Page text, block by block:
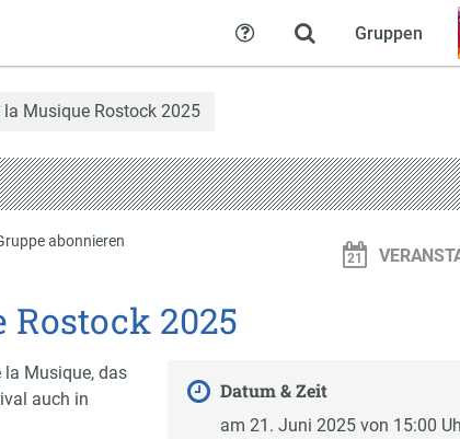
Gruppen
Hilfe
la Musique Rostock 2025
abonnieren
Rostock 2025
Datum & Zeit
am 21. Juni 2025 von 15:00
la Musique, das
auch in